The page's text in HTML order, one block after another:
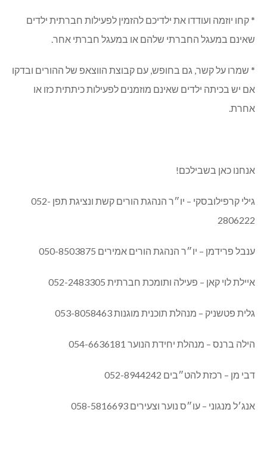
מה אנו יכולים לעשות כבר עכשיו?
* שמרו על קשר, גם בחופש, עם קבוצת הווצאפ של ההורים ובדקו
אם יש בכיתה ילדים שאינם מוזמנים לפעילות כיתתית כזו או
אחרת.
אנחנו כאן בשבילכם!